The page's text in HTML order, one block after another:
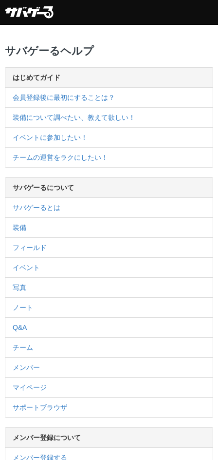
サバゲーるヘルプ
はじめてガイド
会員登録後に最初にすることは？
装備について調べたい、教えて欲しい！
イベントに参加したい！
チームの運営をラクにしたい！
サバゲーるについて
サバゲーるとは
装備
フィールド
イベント
写真
ノート
Q&A
チーム
メンバー
マイページ
サポートブラウザ
メンバー登録について
メンバー登録する